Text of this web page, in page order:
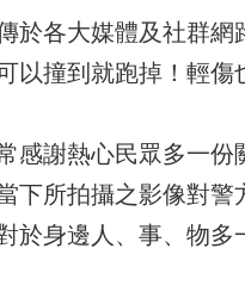
於各大媒體及社群
以撞到就跑掉！輕傷
感謝熱心民眾多一
下所拍攝之影像對
於身邊人、事、物多